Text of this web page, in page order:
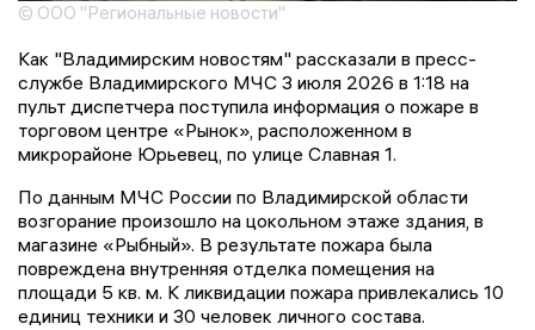
© ООО "Региональные новости"
Как "Владимирским новостям" рассказали в пресс-
службе Владимирского МЧС 3 июля 2026 в 1:18 на
пульт диспетчера поступила информация о пожаре в
торговом центре «Рынок», расположенном в
микрорайоне Юрьевец, по улице Славная 1.
По данным МЧС России по Владимирской области
возгорание произошло на цокольном этаже здания, в
магазине «Рыбный». В результате пожара была
повреждена внутренняя отделка помещения на
площади 5 кв. м. К ликвидации пожара привлекались 10
единиц техники и 30 человек личного состава.